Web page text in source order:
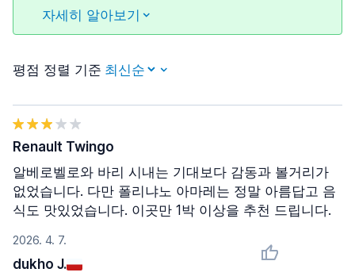
자세히 알아보기
평점 정렬 기준
2026. 4. 7.
dukho J.
Renault Twingo
알베로벨로와 바리 시내는 기대보다 감동과 볼거리가
없었습니다. 다만 폴리냐노 아마레는 정말 아름답고 음
식도 맛있었습니다. 이곳만 1박 이상을 추천 드립니다.